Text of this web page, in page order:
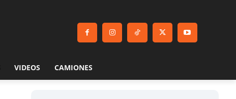
VIDEOS CAMIONES